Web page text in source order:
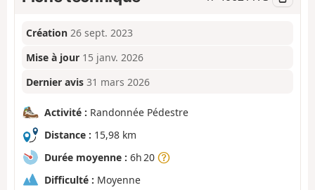
Création 26 sept. 2023
Mise à jour 15 janv. 2026
Dernier avis 31 mars 2026
Activité : Randonnée Pédestre
Distance : 15,98 km
Durée moyenne : 6h 20
Difficulté : Moyenne